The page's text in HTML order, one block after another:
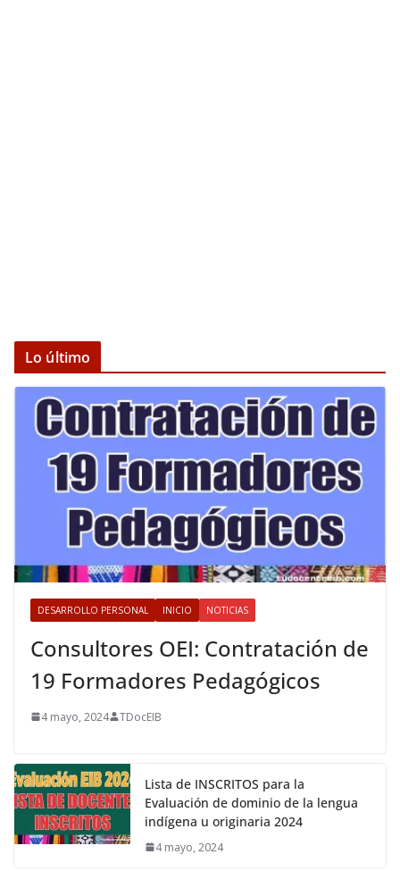
Lo último
DESARROLLO PERSONAL INICIO NOTICIAS
Consultores OEI: Contratación de
19 Formadores Pedagógicos
4 mayo, 2024 TDocEIB
Lista de INSCRITOS para la
Evaluación de dominio de la lengua
indígena u originaria 2024
4 mayo, 2024